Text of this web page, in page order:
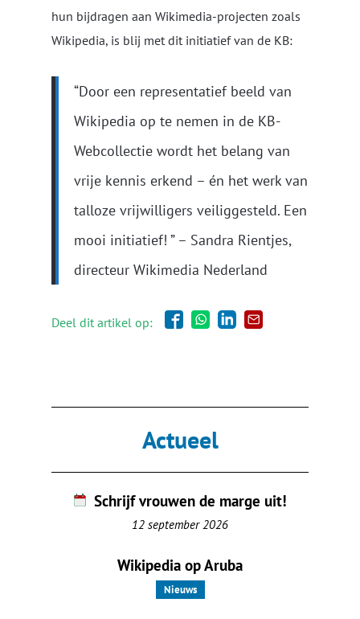
hun bijdragen aan Wikimedia-projecten zoals
Wikipedia, is blij met dit initiatief van de KB:
“Door een representatief beeld van
Wikipedia op te nemen in de KB-
Webcollectie wordt het belang van
vrije kennis erkend – én het werk van
talloze vrijwilligers veiliggesteld. Een
mooi initiatief! ” – Sandra Rientjes,
directeur Wikimedia Nederland
Deel dit artikel op:
Actueel
Schrijf vrouwen de marge uit!
12 september 2026
Wikipedia op Aruba
Nieuws